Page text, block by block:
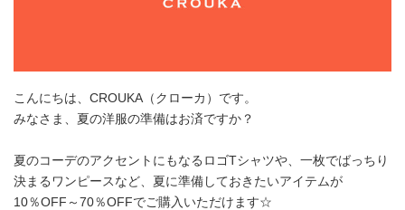
こんにちは、CROUKA（クローカ）です。
みなさま、夏の洋服の準備はお済ですか？
夏のコーデのアクセントにもなるロゴTシャツや、一枚でばっちり
決まるワンピースなど、夏に準備しておきたいアイテムが
10％OFF～70％OFFでご購入いただけます☆